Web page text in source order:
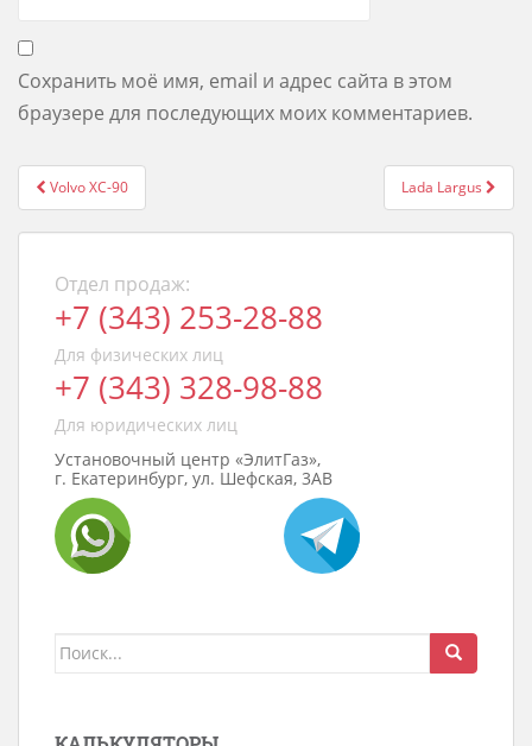
Сохранить моё имя, email и адрес сайта в этом
браузере для последующих моих комментариев.
Post
navigation
Volvo XC-90 Lada Largus
Отдел продаж:
+7 (343) 253-28-88
Для физических лиц
+7 (343) 328-98-88
Для юридических лиц
Установочный центр «ЭлитГаз»,
г. Екатеринбург, ул. Шефская, 3АВ
Поиск